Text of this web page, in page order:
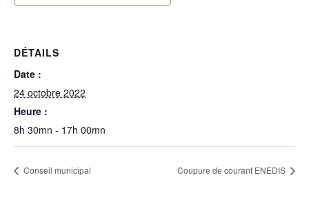
DÉTAILS
Date :
24 octobre 2022
Heure :
8h 30mn - 17h 00mn
Conseil municipal Coupure de courant ENEDIS